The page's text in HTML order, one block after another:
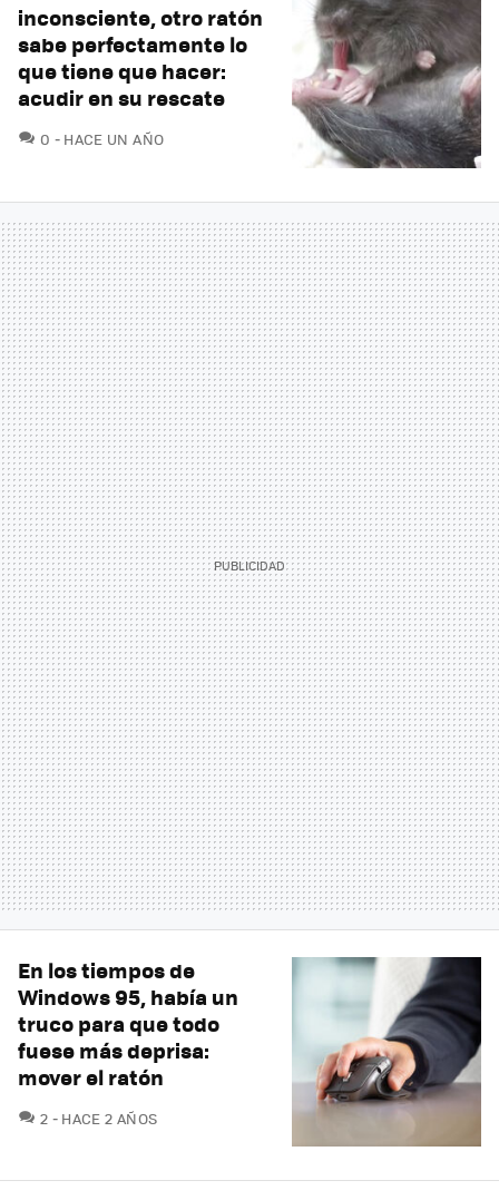
inconsciente, otro ratón
sabe perfectamente lo
que tiene que hacer:
acudir en su rescate
0 COMENTARIOS
HACE UN AÑO
En los tiempos de
Windows 95, había un
truco para que todo
fuese más deprisa:
mover el ratón
2 COMENTARIOS
HACE 2 AÑOS